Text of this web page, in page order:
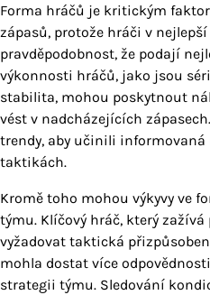
Forma hráčů je kritickým
zápasů, protože hráči v
pravděpodobnost, že podají
výkonnosti hráčů, jako jsou
stabilita, mohou poskytnout
vést v nadcházejících
trendy, aby učinili
taktikách.
Kromě toho mohou výkyvy ve
týmu. Klíčový hráč, který
vyžadovat taktická
mohla dostat více
strategii týmu. Sledování